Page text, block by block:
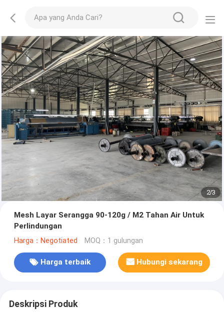
2/3
Mesh Layar Serangga 90-120g / M2 Tahan Air Untuk
Perlindungan
Harga：Negotiated MOQ：1 gulungan
Harga terbaik Hubungi sekarang
Deskripsi Produk